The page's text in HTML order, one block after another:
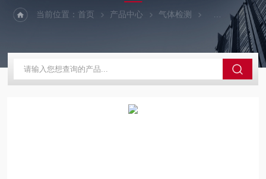
当前位置：首页 产品中心 气体检测 在线有毒有害